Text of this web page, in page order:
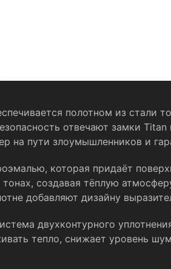
полотном из
отвечают замки
на пути злоумышленников и
которая придаёт
создавая тёплую
добавляют дизайну
двухконтурного
тепло, снижает уровень